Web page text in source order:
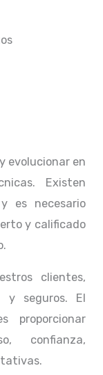
evolucionar en
. Existen
es necesario
y calificado
clientes,
y seguros. El
proporcionar
confianza,